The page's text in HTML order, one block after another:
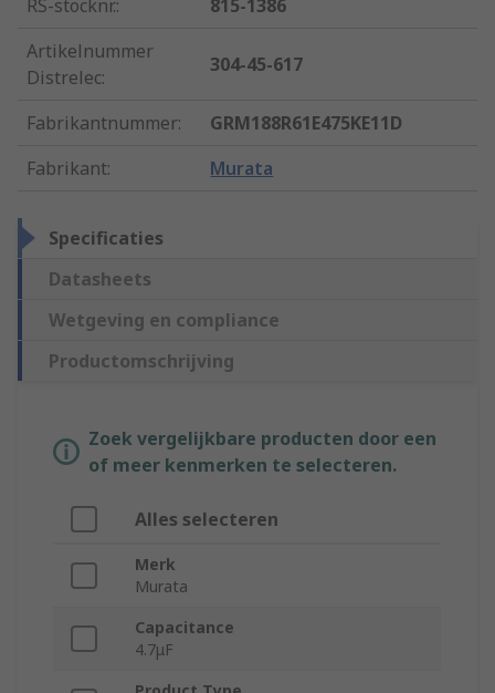
RS-stocknr.:
815-1386
Artikelnummer
Distrelec:
304-45-617
Fabrikantnummer:
GRM188R61E475KE11D
Fabrikant: Murata
Specificaties
Datasheets
Wetgeving en compliance
Productomschrijving
Zoek vergelijkbare producten door een
of meer kenmerken te selecteren.
Alles selecteren
Merk
Murata
Capacitance
4.7μF